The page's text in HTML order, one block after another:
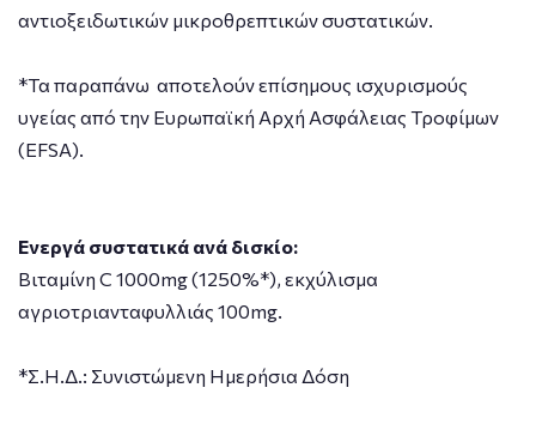
αντιοξειδωτικών μικροθρεπτικών συστατικών.
*Τα παραπάνω αποτελούν επίσημους ισχυρισμούς
υγείας από την Eυρωπαϊκή Αρχή Ασφάλειας Τροφίμων
(EFSA).
Ενεργά συστατικά ανά δισκίο:
Βιταμίνη C 1000mg (1250%*), εκχύλισμα
αγριοτριανταφυλλιάς 100mg.
*Σ.Η.Δ.: Συνιστώμενη Ημερήσια Δόση